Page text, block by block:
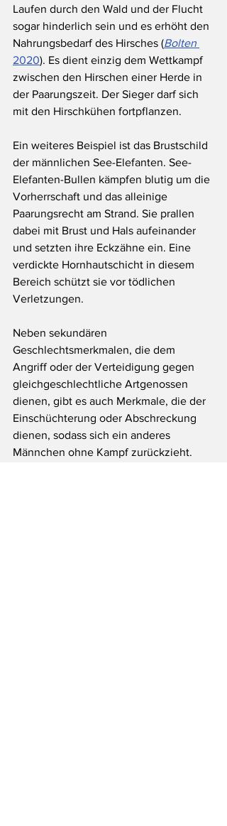
Laufen durch den Wald und der Flucht
sogar hinderlich sein und es erhöht den
Nahrungsbedarf des Hirsches (Bolten
2020). Es dient einzig dem Wettkampf
zwischen den Hirschen einer Herde in
der Paarungszeit. Der Sieger darf sich
mit den Hirschkühen fortpflanzen.
Ein weiteres Beispiel ist das Brustschild
der männlichen See-Elefanten. See-
Elefanten-Bullen kämpfen blutig um die
Vorherrschaft und das alleinige
Paarungsrecht am Strand. Sie prallen
dabei mit Brust und Hals aufeinander
und setzten ihre Eckzähne ein. Eine
verdickte Hornhautschicht in diesem
Bereich schützt sie vor tödlichen
Verletzungen.
Neben sekundären
Geschlechtsmerkmalen, die dem
Angriff oder der Verteidigung gegen
gleichgeschlechtliche Artgenossen
dienen, gibt es auch Merkmale, die der
Einschüchterung oder Abschreckung
dienen, sodass sich ein anderes
Männchen ohne Kampf zurückzieht.